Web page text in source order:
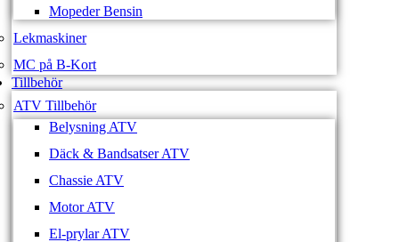
Mopeder Bensin
Lekmaskiner
MC på B-Kort
Tillbehör
ATV Tillbehör
Belysning ATV
Däck & Bandsatser ATV
Chassie ATV
Motor ATV
El-prylar ATV